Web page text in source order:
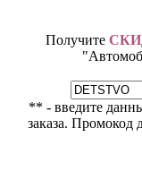
Получите
** - введите
заказа. Промокод